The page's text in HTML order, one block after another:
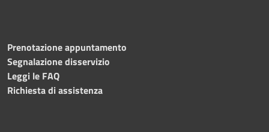
Prenotazione appuntamento
Segnalazione disservizio
Leggi le FAQ
Richiesta di assistenza